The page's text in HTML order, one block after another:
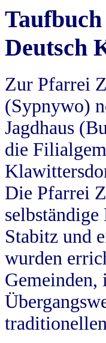
Deutsch
Zur Pfarrei
(Sypnywo)
Jagdhaus
die
Die Pfarrei
Stabitz und
wurden
Gemeinden,